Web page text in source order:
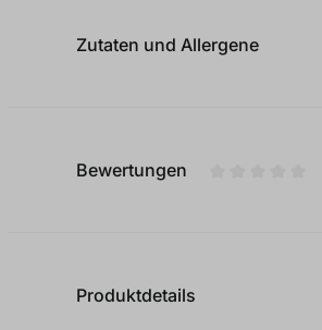
Zutaten und Allergene
Bewertungen
Produktdetails